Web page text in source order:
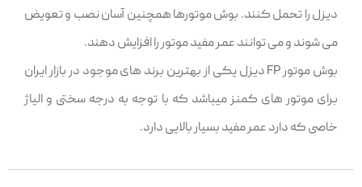
دیزل را تحمل کنند. بوش موتورها همچنین آسان نصب و تعویض
می شوند و می توانند عمر مفید موتور را افزایش دهند.
بوش موتور FP دیزل یکی از بهترین برند های موجود در بازار ایران
برای موتور های کمنز میباشد که با توجه به درجه سختی و الیاژ
خاصی که دارد عمر مفید بسیار بالایی دارد.